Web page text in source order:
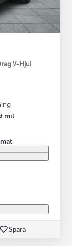
V-Hjul
mil
Spara